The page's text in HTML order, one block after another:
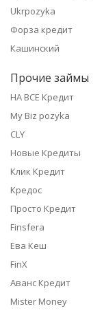
Ukrpozyka
Форза кредит
Кашинский
Прочие займы
НА ВСЕ Кредит
My Biz pozyka
CLY
Новые Кредиты
Клик Кредит
Кредос
Просто Кредит
Finsfera
Ева Кеш
FinX
Аванс Кредит
Mister Money